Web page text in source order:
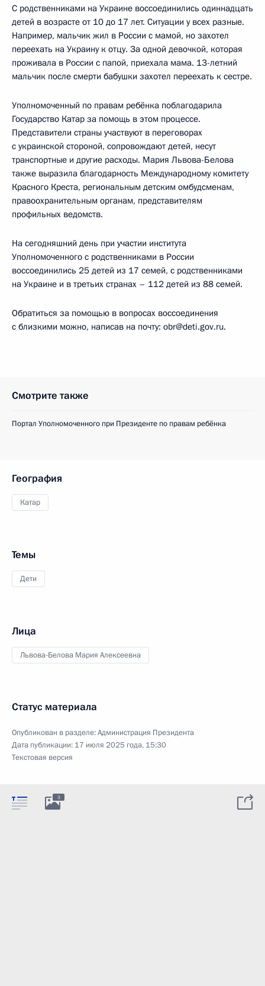
С родственниками на Украине воссоединились одиннадцать
детей в возрасте от 10 до 17 лет. Ситуации у всех разные.
Например, мальчик жил в России с мамой, но захотел
переехать на Украину к отцу. За одной девочкой, которая
проживала в России с папой, приехала мама. 13-летний
мальчик после смерти бабушки захотел переехать к сестре.
Уполномоченный по правам ребёнка поблагодарила
Государство Катар за помощь в этом процессе.
Представители страны участвуют в переговорах
с украинской стороной, сопровождают детей, несут
транспортные и другие расходы. Мария Львова-Белова
также выразила благодарность Международному комитету
Красного Креста, региональным детским омбудсменам,
правоохранительным органам, представителям
профильных ведомств.
На сегодняшний день при участии института
Уполномоченного с родственниками в России
воссоединились 25 детей из 17 семей, с родственниками
на Украине и в третьих странах – 112 детей из 88 семей.
Обратиться за помощью в вопросах воссоединения
с близкими можно, написав на почту: obr@deti.gov.ru.
Смотрите также
Портал Уполномоченного при Президенте по правам ребёнка
География
Катар
Темы
Дети
Лица
Львова-Белова Мария Алексеевна
Статус материала
Опубликован в разделе:Администрация Президента
Дата публикации: 17 июля 2025 года, 15:30
Текстовая версия
3